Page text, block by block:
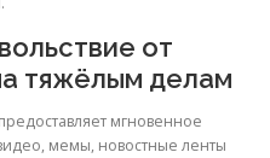
от
тяжёлым делам
мгновенное
мемы, новостные ленты